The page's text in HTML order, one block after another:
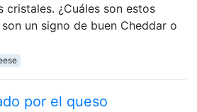
cristales. ¿Cuáles son estos
un signo de buen Cheddar o
por el queso